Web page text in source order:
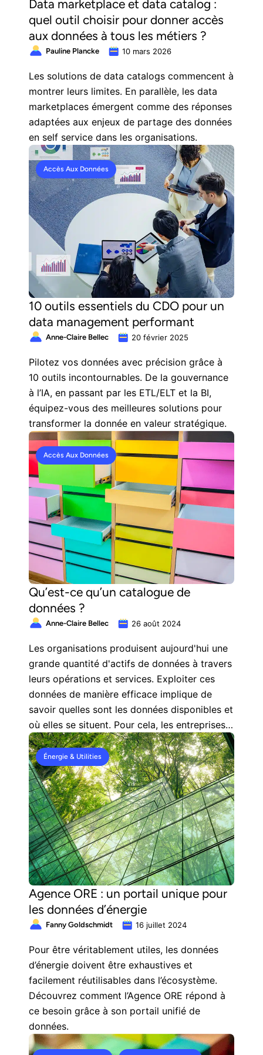
Data marketplace et data catalog :
quel outil choisir pour donner accès
aux données à tous les métiers ?
Pauline Plancke 10 mars 2026
Les solutions de data catalogs commencent à
montrer leurs limites. En parallèle, les data
marketplaces émergent comme des réponses
adaptées aux enjeux de partage des données
en self service dans les organisations.
Accès Aux Données
10 outils essentiels du CDO pour un
data management performant
Anne-Claire Bellec 20 février 2025
Pilotez vos données avec précision grâce à
10 outils incontournables. De la gouvernance
à l’IA, en passant par les ETL/ELT et la BI,
équipez-vous des meilleures solutions pour
transformer la donnée en valeur stratégique.
Accès Aux Données
Qu’est-ce qu’un catalogue de
données ?
Anne-Claire Bellec 26 août 2024
Les organisations produisent aujourd'hui une
grande quantité d'actifs de données à travers
leurs opérations et services. Exploiter ces
données de manière efficace implique de
savoir quelles sont les données disponibles et
où elles se situent. Pour cela, les entreprises
utilisent des catalogues de données
centralisés. Cet article explique en quoi
consistent ces catalogues et quels sont leurs
bénéfices pour les entreprises.
Énergie & Utilities
Agence ORE : un portail unique pour
les données d’énergie
Fanny Goldschmidt 16 juillet 2024
Pour être véritablement utiles, les données
d’énergie doivent être exhaustives et
facilement réutilisables dans l’écosystème.
Découvrez comment l’Agence ORE répond à
ce besoin grâce à son portail unifié de
données.